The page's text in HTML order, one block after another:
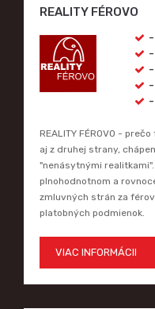
REALITY FÉROVO
REALITY FÉROVO -
aj z druhej strany,
"nenásytnými realitkami".
plnohodnotnom a
zmluvných strán za
platobných podmienok.
VIAC INFORMÁCII